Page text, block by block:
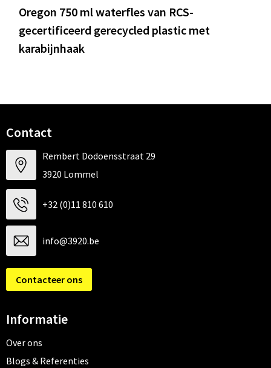
Oregon 750 ml waterfles van RCS-
gecertificeerd gerecycled plastic met
karabijnhaak
Contact
Rembert Dodoensstraat 29
3920 Lommel
+32 (0)11 810 610
info@3920.be
Contacteer ons
Informatie
Over ons
Blogs & Referenties